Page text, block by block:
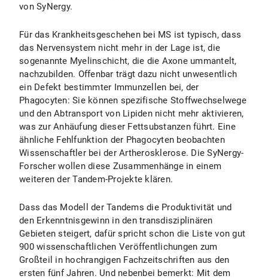
von SyNergy.
Für das Krankheitsgeschehen bei MS ist typisch, dass
das Nervensystem nicht mehr in der Lage ist, die
sogenannte Myelinschicht, die die Axone ummantelt,
nachzubilden. Offenbar trägt dazu nicht unwesentlich
ein Defekt bestimmter Immunzellen bei, der
Phagocyten: Sie können spezifische Stoffwechselwege
und den Abtransport von Lipiden nicht mehr aktivieren,
was zur Anhäufung dieser Fettsubstanzen führt. Eine
ähnliche Fehlfunktion der Phagocyten beobachten
Wissenschaftler bei der Artherosklerose. Die SyNergy-
Forscher wollen diese Zusammenhänge in einem
weiteren der Tandem-Projekte klären.
Dass das Modell der Tandems die Produktivität und
den Erkenntnisgewinn in den transdisziplinären
Gebieten steigert, dafür spricht schon die Liste von gut
900 wissenschaftlichen Veröffentlichungen zum
Großteil in hochrangigen Fachzeitschriften aus den
ersten fünf Jahren. Und nebenbei bemerkt: Mit dem